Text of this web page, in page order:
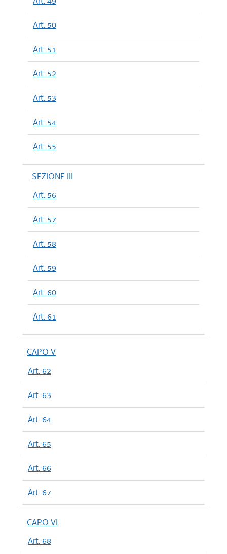
Art. 50
Art. 51
Art. 52
Art. 53
Art. 54
Art. 55
SEZIONE III
Art. 56
Art. 57
Art. 58
Art. 59
Art. 60
Art. 61
CAPO V
Art. 62
Art. 63
Art. 64
Art. 65
Art. 66
Art. 67
CAPO VI
Art. 68